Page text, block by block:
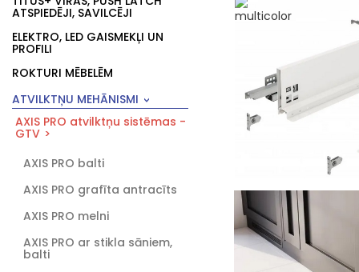
ATSPIEDĒJI, SAVILCĒJI
ELEKTRO, LED GAISMEKĻI UN
PROFILI
ROKTURI MĒBELĒM
ATVILKTŅU MEHĀNISMI
AXIS PRO atvilktņu sistēmas -
GTV
AXIS PRO balti
AXIS PRO grafīta antracīts
AXIS PRO melni
AXIS PRO ar stikla sāniem,
balti